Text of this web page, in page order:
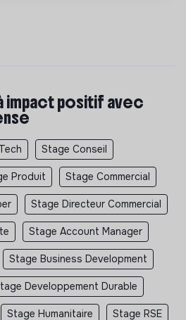
impact positif avec
Stage Conseil
Produit Stage Commercial
Stage Directeur Commercial
Stage Account Manager
Stage Business Development
Developpement Durable
Stage Humanitaire Stage RSE